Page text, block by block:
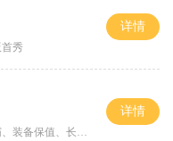
首秀
详情
备保值、长期耐玩
详情